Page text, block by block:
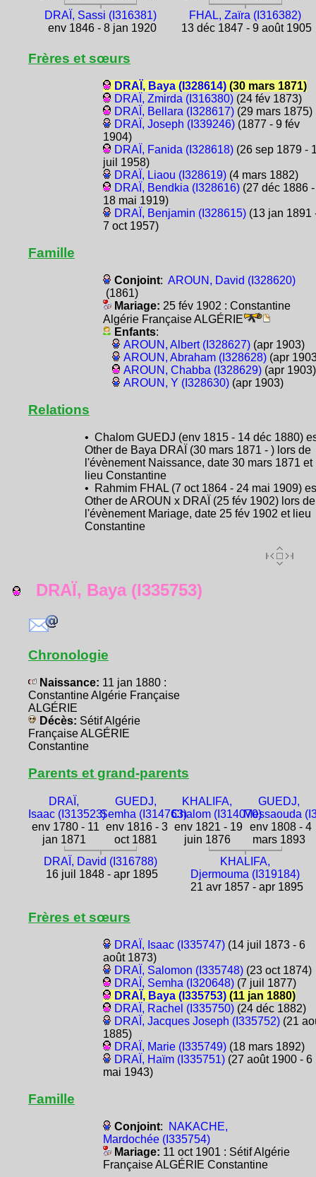
DRAÏ, Sassi (I316381)
env 1846 - 8 jan 1920
FHAL, Zaïra (I316382)
13 déc 1847 - 9 août 1905
Frères et sœurs
DRAÏ, Baya (I328614)(30 mars 1871)
DRAÏ, Zmirda (I316380)(24 fév 1873)
DRAÏ, Bellara (I328617)(29 mars 1875)
DRAÏ, Joseph (I339246)(1877 - 9 fév
1904)
DRAÏ, Fanida (I328618)(26 sep 1879 -
juil 1958)
DRAÏ, Liaou (I328619)(4 mars 1882)
DRAÏ, Bendkia (I328616)(27 déc 1886 -
18 mai 1919)
DRAÏ, Benjamin (I328615)(13 jan 1891
7 oct 1957)
Famille
Conjoint: AROUN, David (I328620)
(1861)
Mariage: 25 fév 1902 : Constantine
Algérie Française ALGÉRIE
Enfants:
AROUN, Albert (I328627)(apr 1903)
AROUN, Abraham (I328628)(apr
AROUN, Chabba (I328629)(apr 1903)
AROUN, Y (I328630)(apr 1903)
Relations
• Chalom GUEDJ (env 1815 - 14 déc 1880)
Other de Baya DRAÏ (30 mars 1871 - ) lors de
l'évènement Naissance, date 30 mars 1871 et
lieu Constantine
• Rahmim FHAL (7 oct 1864 - 24 mai 1909)
Other de AROUN x DRAÏ (25 fév 1902) lors de
l'évènement Mariage, date 25 fév 1902 et lieu
Constantine
DRAÏ, Baya (I335753)
Chronologie
Naissance: 11 jan 1880 :
Constantine Algérie Française
ALGÉRIE
Décès: Sétif Algérie
Française ALGÉRIE
Constantine
Parents et grand-parents
DRAÏ,
Isaac (I313523)
env 1780 - 11
jan 1871
GUEDJ,
Semha (I314763)
env 1816 - 3
oct 1881
KHALIFA,
Chalom (I314070)
env 1821 - 19
juin 1876
GUEDJ,
Messaouda
env 1808 - 4
mars 1893
DRAÏ, David (I316788)
16 juil 1848 - apr 1895
KHALIFA,
Djermouma (I319184)
21 avr 1857 - apr 1895
Frères et sœurs
DRAÏ, Isaac (I335747)(14 juil 1873 - 6
août 1873)
DRAÏ, Salomon (I335748)(23 oct 1874)
DRAÏ, Semha (I320648)(7 juil 1877)
DRAÏ, Baya (I335753)(11 jan 1880)
DRAÏ, Rachel (I335750)(24 déc 1882)
DRAÏ, Jacques Joseph (I335752)(21
1885)
DRAÏ, Marie (I335749)(18 mars 1892)
DRAÏ, Haïm (I335751)(27 août 1900 - 6
mai 1943)
Famille
Conjoint:
NAKACHE,
Mardochée (I335754)
Mariage: 11 oct 1901 : Sétif Algérie
Française ALGÉRIE Constantine